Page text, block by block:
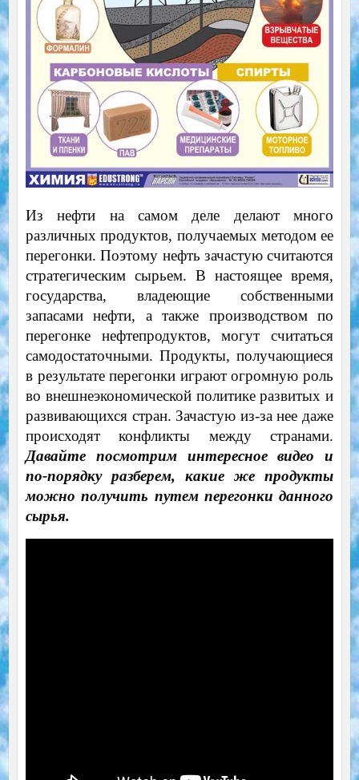
Из нефти на самом деле делают много
различных продуктов, получаемых методом ее
перегонки. Поэтому нефть зачастую считаются
стратегическим сырьем. В настоящее время,
государства, владеющие собственными
запасами нефти, а также производством по
перегонке нефтепродуктов, могут считаться
самодостаточными. Продукты, получающиеся
в результате перегонки играют огромную роль
во внешнеэкономической политике развитых и
развивающихся стран. Зачастую из-за нее даже
происходят конфликты между странами.
Давайте посмотрим интересное видео и
по-порядку разберем, какие же продукты
можно получить путем перегонки данного
сырья.